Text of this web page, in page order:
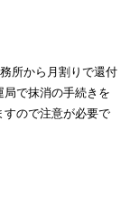
所から月割りで還付
で抹消の手続きを
すので注意が必要で